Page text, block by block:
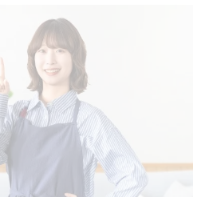
適したパート条件の探し方
るパート勤務基準の実例紹介
守るパート求人選択術
軟シフトの秘訣を紹介
のパート採用基準を知る
しやすい勤務時間の選び方